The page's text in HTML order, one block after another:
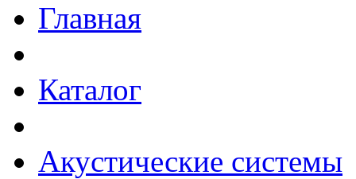
Главная
Каталог
Акустические системы